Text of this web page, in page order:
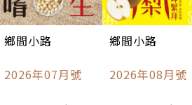
鄉間小路
2026年07月號
鄉間小路
2026年08月號